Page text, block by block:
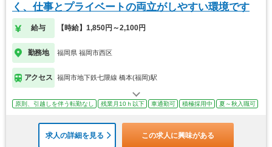
く、仕事とプライベートの両立がしやすい環境です
給与 【時給】1,850円～2,100円
勤務地 福岡県 福岡市西区
アクセス 福岡市地下鉄七隈線 橋本(福岡)駅
原則、引越しを伴う転勤なし 残業月10ｈ以下 車通勤可 積極採用中 夏～秋入職可
求人の詳細を見る この求人に興味がある